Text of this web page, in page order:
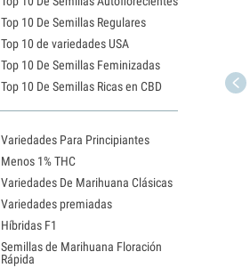
Top 10 De Semillas Regulares
Top 10 de variedades USA
Top 10 De Semillas Feminizadas
Top 10 De Semillas Ricas en CBD
Variedades Para Principiantes
Menos 1% THC
Variedades De Marihuana Clásicas
Variedades premiadas
Híbridas F1
Semillas de Marihuana Floración
Rápida